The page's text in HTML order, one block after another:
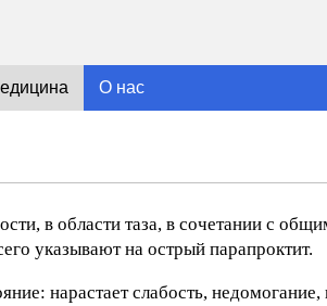
О нас
в области таза, в сочетании с
указывают на острый парапроктит.
нарастает слабость, недомогание,